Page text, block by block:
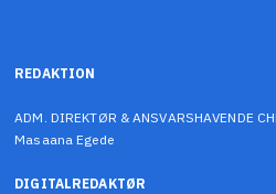
REDAKTION
ADM. DIREKTØR & ANSVARSHAVENDE
Masaana Egede
DIGITALREDAKTØR